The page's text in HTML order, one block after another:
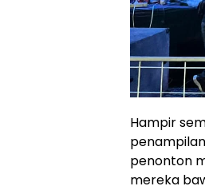
Hampir
penonton
mereka